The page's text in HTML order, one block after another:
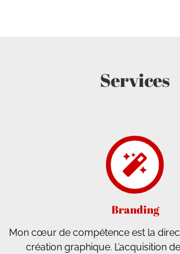
Services
Branding
Mon cœur de compétence est la
création graphique. L’acquisition